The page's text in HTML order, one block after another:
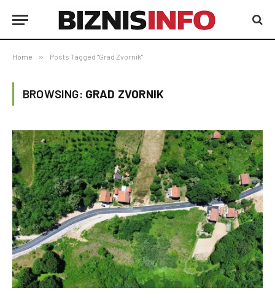
Home » Posts Tagged "Grad Zvornik"
BROWSING: GRAD ZVORNIK